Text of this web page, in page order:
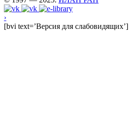
›
[bvi text=’Версия для слабовидящих’]